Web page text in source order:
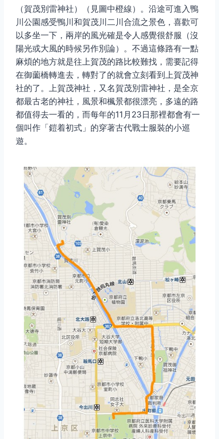
（賀茂別雷神社）（見圖中橙線）。沿途可進入鴨
川公園感受鴨川和賀茂川二川合流之景色，喜歡可
以多坐一下，兩岸的風光確是令人感覺很舒服（沒
陽光或大風的時候另作別論）。不過這條路有一點
麻煩的地方就是往上賀茂的路比較難找，需要記得
在御薗橋轉進去，轉對了的就會立刻看到上賀茂神
社的了。上賀茂神社，又名賀茂別雷神社，是全京
都最古老的神社，風景和楓景都很漂亮，多遠的路
都值得去一看的，而每年的11月23日那裡都會有一
個叫作「鎧着初式」的穿著古代戰士服裝的小巡
遊。